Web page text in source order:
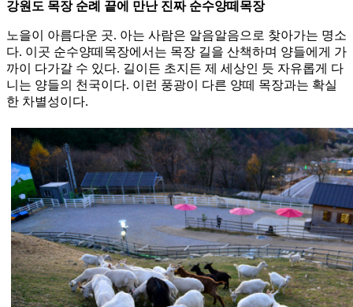
강원도 목장 순례 끝에 만난 진짜 순수양떼목장
노을이 아름다운 곳. 아는 사람은 알음알음으로 찾아가는 명소
다. 이곳 순수양떼목장에서는 목장 길을 산책하며 양들에게 가
까이 다가갈 수 있다. 길이든 초지든 제 세상인 듯 자유롭게 다
니는 양들의 천국이다. 이런 풍광이 다른 양떼 목장과는 확실
한 차별성이다.